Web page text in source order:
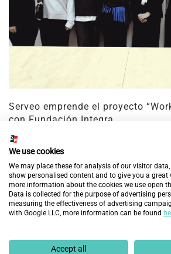
Serveo emprende el proyecto
con Fundación Integra
25 de febrero de 2025
We use cookies
We may place these for analysis of our visitor
show personalised content and to give you a great
more information about the cookies we use open
Data is collected for the purpose of advertising
measuring the effectiveness of advertising
with Google LLC, more information can be found
Accept all